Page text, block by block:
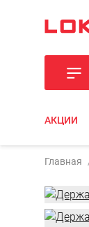
АКЦИИ
Главная